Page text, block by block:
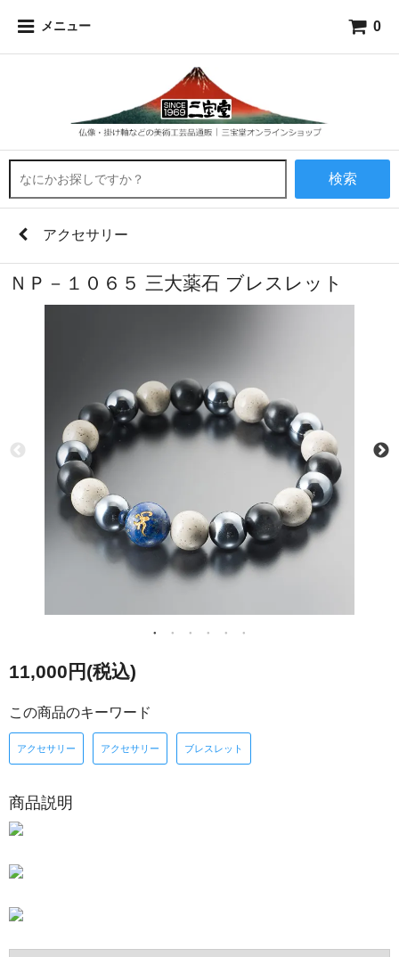
メニュー 0
検索
アクセサリー
ＮＰ－１０６５ 三大薬石 ブレスレット
11,000円(税込)
この商品のキーワード
アクセサリー アクセサリー ブレスレット
商品説明